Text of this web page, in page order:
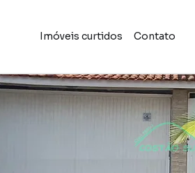
Imóveis curtidos Contato